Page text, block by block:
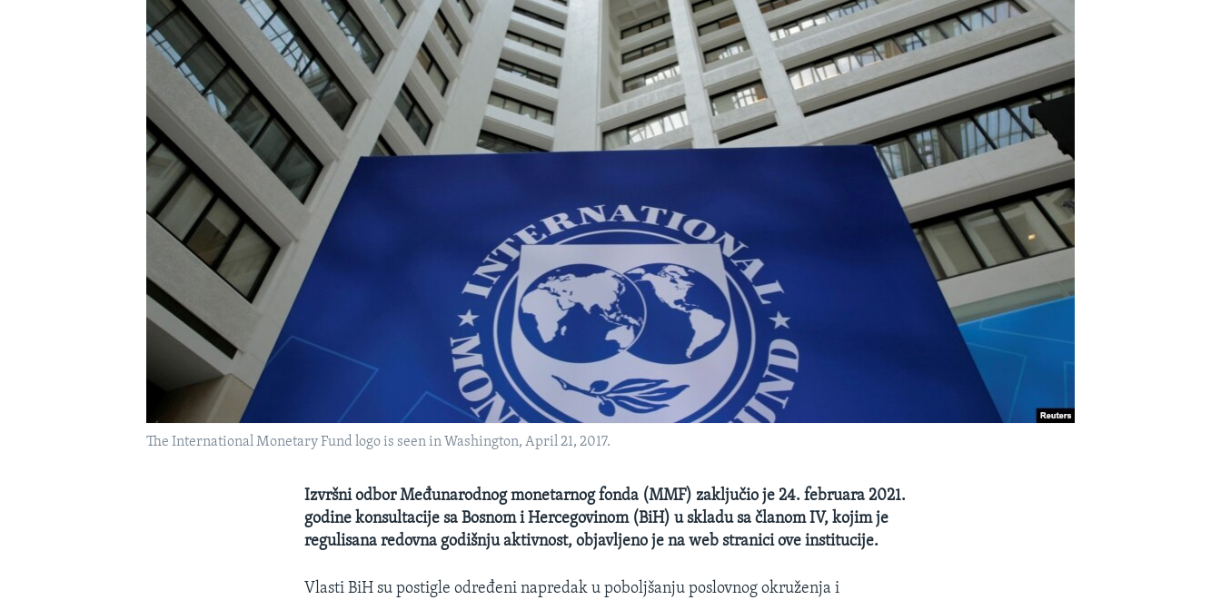
The International Monetary Fund logo is seen in Washington, April 21, 2017.
Izvršni odbor Međunarodnog monetarnog fonda (MMF) zaključio je 24. februara 2021.
godine konsultacije sa Bosnom i Hercegovinom (BiH) u skladu sa članom IV, kojim je
regulisana redovna godišnju aktivnost, objavljeno je na web stranici ove institucije.
Vlasti BiH su postigle određeni napredak u poboljšanju poslovnog okruženja i